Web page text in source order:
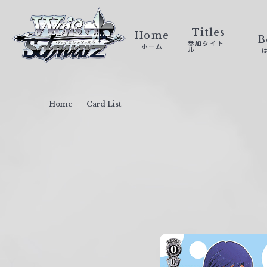
ァ
Home
ホーム
Titles
参加タイト
ル
Home Card List